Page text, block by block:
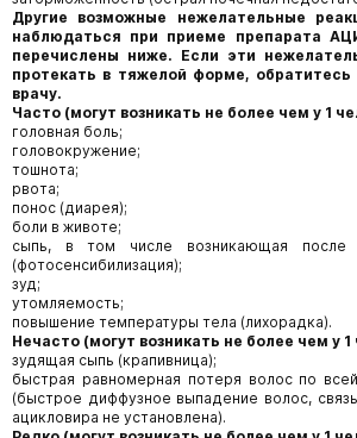
Другие возможные нежелательные
наблюдаться при приеме препарата
перечислены ниже. Если эти
протекать в тяжелой форме,
врачу.
Часто (могут возникать не более чем у 1
головная боль;
головокружение;
тошнота;
рвота;
понос (диарея);
боли в животе;
сыпь, в том числе возникающая после
(фотосенсибилизация);
зуд;
утомляемость;
повышение температуры тела (лихорадка).
Нечасто (могут возникать не более чем у 1
зудящая сыпь (крапивница);
быстрая равномерная потеря волос по
(быстрое диффузное выпадение волос,
ацикловира не установлена).